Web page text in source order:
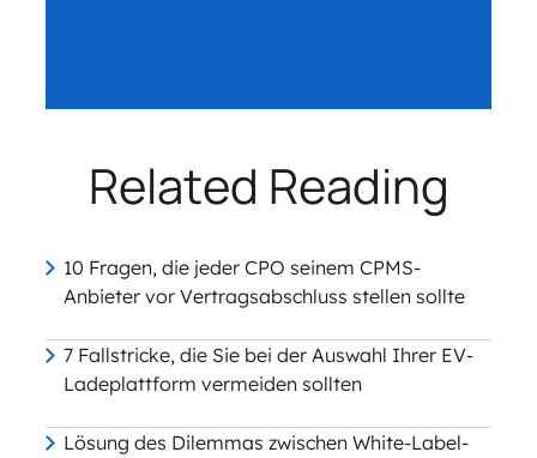
Related Reading
10 Fragen, die jeder CPO seinem CPMS-
Anbieter vor Vertragsabschluss stellen sollte
7 Fallstricke, die Sie bei der Auswahl Ihrer EV-
Ladeplattform vermeiden sollten
Lösung des Dilemmas zwischen White-Label-